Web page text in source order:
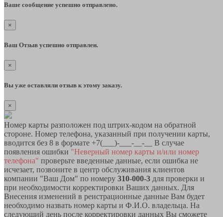
Ваше сообщение успешно отправлено.
×
Ваш Отзыв успешно отправлен.
×
Вы уже оставляли отзыв к этому заказу.
×
Номер карты разположен под штрих-кодом на обратной
стороне. Номер телефона, указанный при получении карты,
вводится без 8 в формате +7(___)-___-__-__ В случае
появления ошибки "Неверный номер карты и/или номер
телефона" проверьте введенные данные, если ошибка не
исчезает, позвоните в центр обслуживания клиентов
компании "Ваш Дом" по номеру 310-000-3 для проверки и
при необходимости корректировки Ваших данных. Для
Внесения изменений в реистрационные данные Вам будет
необходимо назвать номер карты и Ф.И.О. владельца. На
следующий день после корректировки данных Вы сможете